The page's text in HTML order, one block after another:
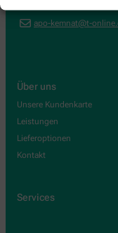
apo-kemnat@t-
Über uns
Unsere Kundenkarte
Leistungen
Lieferoptionen
Kontakt
Services